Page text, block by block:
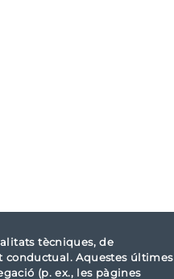
tècniques, de
conductual. Aquestes últimes
(p. ex., les pàgines